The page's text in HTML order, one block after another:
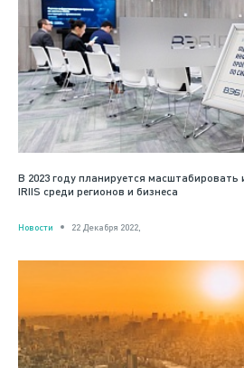
В 2023 году планируется масштабировать
IRIIS среди регионов и бизнеса
Новости 22 Декабря 2022,